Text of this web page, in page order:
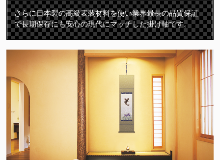
さらに日本製の高級表装材料を使い業界最長の品質保証
で長期保存にも安心の現代にマッチした掛け軸です。